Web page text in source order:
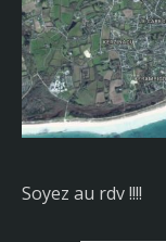
Soyez au rdv !!!!